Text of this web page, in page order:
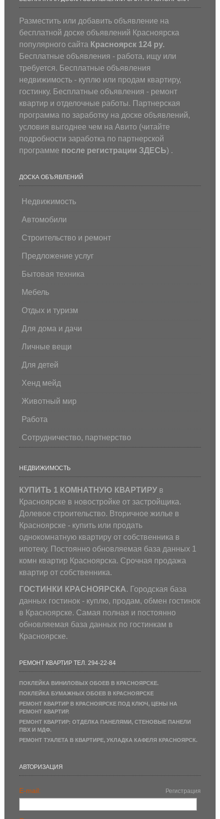
Разместить или добавить объявление на
бесплатной доске объявлений Красноярска
популярного сайта Красноярск 124 ру.
Бесплатные объявления - работа, ищу или
требуется. Бесплатные объявления
недвижимость - куплю или продам квартиру,
гостинку. Бесплатные объявления - ремонт
квартир и отделочные работы. Партнерская
программа по заработку на доске объявлений,
условия выгоднее чем на Авито (читайте
подробности заработка по партнерской
программе после регистрации ЗДЕСЬ) .
ДОСКА ОБЪЯВЛЕНИЙ
Недвижимость
Автомобили
Строительство и ремонт
Предложение услуг
Бытовая техника
Мебель
Отдых и туризм
Для дома и дачи
Личные вещи
Для детей
Хенд мейд
Животный мир
Работа
Сотрудничество, партнерство
НЕДВИЖИМОСТЬ
КУПИТЬ 1 КОМНАТНУЮ КВАРТИРУв
Красноярске в новостройке от застройщика.
Долевое строительство. Вторичное жилье в
Красноярске - купить или продать
однокомнатную квартиру от собственника в
ипотеку. Постоянно обновляемая база данных 1
комн квартир Красноярска. Срочная продажа
квартир от собственника.
ГОСТИНКИ КРАСНОЯРСКА. Городская база
данных гостинок - куплю, продам, обмен гостинок
в Красноярске. Самая полная и постоянно
обновляемая база данных по гостинкам в
Красноярске.
РЕМОНТ КВАРТИР ТЕЛ. 294-22-84
ПОКЛЕЙКА ВИНИЛОВЫХ ОБОЕВ В КРАСНОЯРСКЕ.
ПОКЛЕЙКА БУМАЖНЫХ ОБОЕВ В КРАСНОЯРСКЕ
РЕМОНТ КВАРТИР В КРАСНОЯРСКЕ ПОД КЛЮЧ, ЦЕНЫ НА
РЕМОНТ КВАРТИР.
РЕМОНТ КВАРТИР: ОТДЕЛКА ПАНЕЛЯМИ, СТЕНОВЫЕ ПАНЕЛИ
ПВХ И МДФ.
РЕМОНТ ТУАЛЕТА В КВАРТИРЕ, УКЛАДКА КАФЕЛЯ КРАСНОЯРСК.
АВТОРИЗАЦИЯ
E-mail: Регистрация